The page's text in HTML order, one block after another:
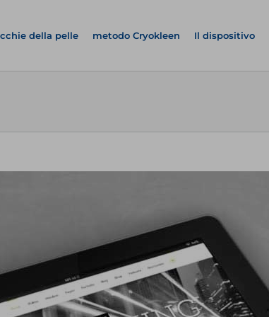
della pelle metodo Cryokleen Il dispositivo